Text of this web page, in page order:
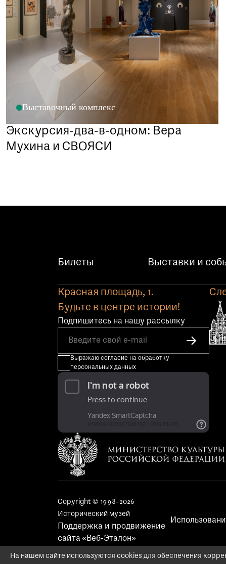
Выставочный комплекс
Экскурсия-два-в-одном: Вера
Мухина и СВОЯСИ
Билеты Выставки и
Красная площадь, 1.
Будьте в центре истории!
Подпишитесь на нашу рассылку
Выражаю согласие на обработку
персональных данных
Copyright © 1998–2026
Исторический музей
Поддержка и продвижение
сайта «Веб-Эталон»
На нашем сайте используются cookies для обеспечения